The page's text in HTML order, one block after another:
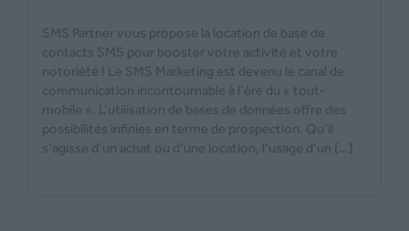
SMS Partner vous propose la location de base de
contacts SMS pour booster votre activité et votre
notoriété ! Le SMS Marketing est devenu le canal de
communication incontournable à l’ère du « tout-
mobile ». L’utilisation de bases de données offre des
possibilités infinies en terme de prospection. Qu’il
s’agisse d’un achat ou d’une location, l’usage d’un […]